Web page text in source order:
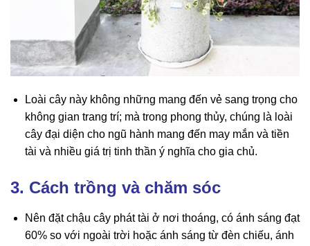
Loài cây này không những mang đến vẻ sang trọng cho
không gian trang trí; mà trong phong thủy, chúng là loài
cây đại diện cho ngũ hành mang đến may mắn và tiền
tài và nhiều giá trị tinh thần ý nghĩa cho gia chủ.
3. Cách trồng và chăm sóc
Nên đặt chậu cây phát tài ở nơi thoáng, có ánh sáng đạt
60% so với ngoài trời hoặc ánh sáng từ đèn chiếu, ánh